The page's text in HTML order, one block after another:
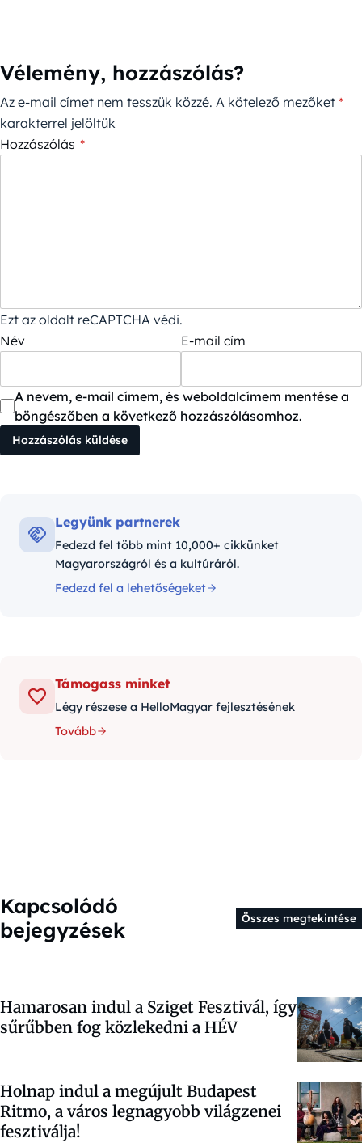
Vélemény, hozzászólás?
Az e-mail címet nem tesszük közzé. A kötelező mezőket *
karakterrel jelöltük
Hozzászólás *
Ezt az oldalt reCAPTCHA védi.
Név
E-mail cím
A nevem, e-mail címem, és weboldalcímem mentése a
böngészőben a következő hozzászólásomhoz.
Legyünk partnerek
Fedezd fel több mint 10,000+ cikkünket
Magyarországról és a kultúráról.
Fedezd fel a lehetőségeket
Támogass minket
Légy részese a HelloMagyar fejlesztésének
Tovább
Kapcsolódó
bejegyzések
Összes megtekintése
Hamarosan indul a Sziget Fesztivál, így
sűrűbben fog közlekedni a HÉV
Holnap indul a megújult Budapest
Ritmo, a város legnagyobb világzenei
fesztiválja!